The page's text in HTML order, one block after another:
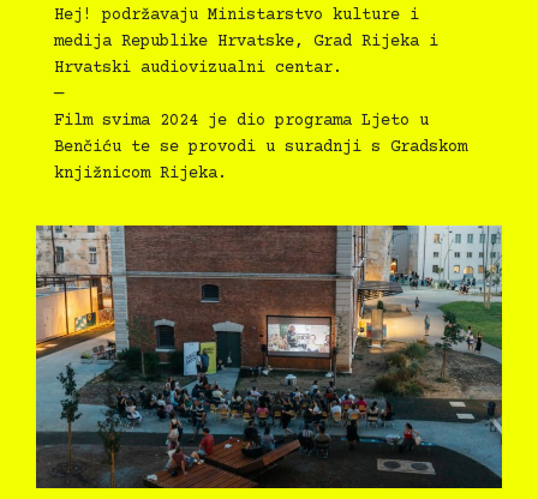
Hej! podržavaju Ministarstvo kulture i
medija Republike Hrvatske, Grad Rijeka i
Hrvatski audiovizualni centar.
—
Film svima 2024 je dio programa Ljeto u
Benčiću te se provodi u suradnji s Gradskom
knjižnicom Rijeka.